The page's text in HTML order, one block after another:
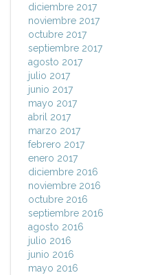
diciembre 2017
noviembre 2017
octubre 2017
septiembre 2017
agosto 2017
julio 2017
junio 2017
mayo 2017
abril 2017
marzo 2017
febrero 2017
enero 2017
diciembre 2016
noviembre 2016
octubre 2016
septiembre 2016
agosto 2016
julio 2016
junio 2016
mayo 2016